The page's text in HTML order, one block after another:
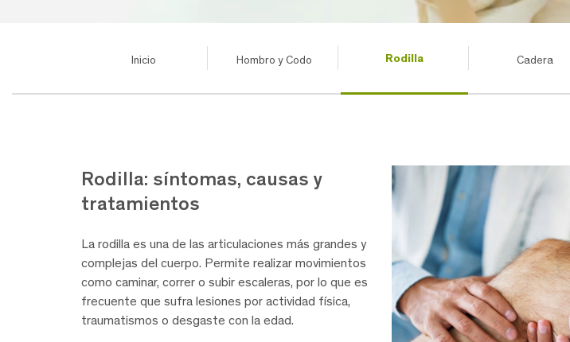
Inicio Hombro y Codo Rodilla Cadera
Rodilla: síntomas, causas y
tratamientos
La rodilla es una de las articulaciones más grandes y
complejas del cuerpo. Permite realizar movimientos
como caminar, correr o subir escaleras, por lo que es
frecuente que sufra lesiones por actividad física,
traumatismos o desgaste con la edad.